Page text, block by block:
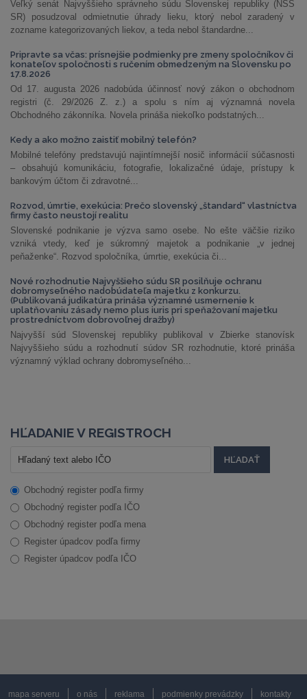
Veľký senát Najvyššieho správneho súdu Slovenskej republiky (NSS
SR) posudzoval odmietnutie úhrady lieku, ktorý nebol zaradený v
zozname kategorizovaných liekov, a teda nebol štandardne...
Pripravte sa včas: prísnejšie podmienky pre zmeny spoločníkov či
konateľov spoločnosti s ručením obmedzeným na Slovensku po
17.8.2026
Od 17. augusta 2026 nadobúda účinnosť nový zákon o obchodnom
registri (č. 29/2026 Z. z.) a spolu s ním aj významná novela
Obchodného zákonníka. Novela prináša niekoľko podstatných...
Kedy a ako možno zaistiť mobilný telefón?
Mobilné telefóny predstavujú najintímnejší nosič informácií súčasnosti
– obsahujú komunikáciu, fotografie, lokalizačné údaje, prístupy k
bankovým účtom či zdravotné...
Rozvod, úmrtie, exekúcia: Prečo slovenský „štandard“ vlastníctva
firmy často neustojí realitu
Slovenské podnikanie je výzva samo osebe. No ešte väčšie riziko
vzniká vtedy, keď je súkromný majetok a podnikanie „v jednej
peňaženke“. Rozvod spoločníka, úmrtie, exekúcia či...
Nové rozhodnutie Najvyššieho súdu SR posilňuje ochranu
dobromyseľného nadobúdateľa majetku z konkurzu.
(Publikovaná judikatúra prináša významné usmernenie k
uplatňovaniu zásady nemo plus iuris pri speňažovaní majetku
prostredníctvom dobrovoľnej dražby)
Najvyšší súd Slovenskej republiky publikoval v Zbierke stanovísk
Najvyššieho súdu a rozhodnutí súdov SR rozhodnutie, ktoré prináša
významný výklad ochrany dobromyseľného...
HĽADANIE V REGISTROCH
Obchodný register podľa firmy
Obchodný register podľa IČO
Obchodný register podľa mena
Register úpadcov podľa firmy
Register úpadcov podľa IČO
mapa serveru o nás reklama podmienky prevádzky kontakty